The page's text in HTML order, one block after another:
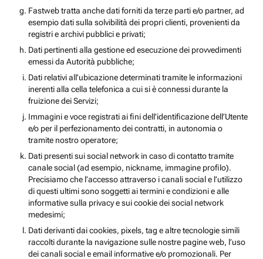
Fastweb tratta anche dati forniti da terze parti e/o partner, ad
esempio dati sulla solvibilità dei propri clienti, provenienti da
registri e archivi pubblici e privati;
Dati pertinenti alla gestione ed esecuzione dei provvedimenti
emessi da Autorità pubbliche;
Dati relativi all’ubicazione determinati tramite le informazioni
inerenti alla cella telefonica a cui si è connessi durante la
fruizione dei Servizi;
Immagini e voce registrati ai fini dell’identificazione dell’Utente
e/o per il perfezionamento dei contratti, in autonomia o
tramite nostro operatore;
Dati presenti sui social network in caso di contatto tramite
canale social (ad esempio, nickname, immagine profilo).
Precisiamo che l’accesso attraverso i canali social e l’utilizzo
di questi ultimi sono soggetti ai termini e condizioni e alle
informative sulla privacy e sui cookie dei social network
medesimi;
Dati derivanti dai cookies, pixels, tag e altre tecnologie simili
raccolti durante la navigazione sulle nostre pagine web, l’uso
dei canali social e email informative e/o promozionali. Per